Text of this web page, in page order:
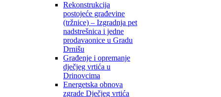
Rekonstrukcija
postojeće građevine
(tržnice) – Izgradnja pet
nadstrešnica i jedne
prodavaonice u Gradu
Drnišu
Građenje i opremanje
dječjeg vrtića u
Drinovcima
Energetska obnova
zgrade Dječjeg vrtića